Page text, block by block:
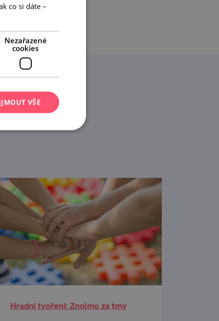
Hradní tvoření: Znojmo za tmy
co si dáte –
Nezařazené
cookies
VŠE